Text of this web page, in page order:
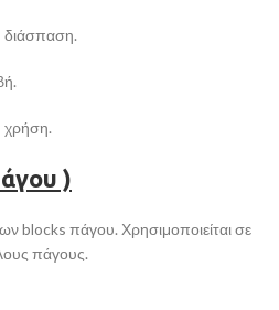
διάσπαση.
χρήση.
)
blocks πάγου. Χρησιμοποιείται σε
πάγους.